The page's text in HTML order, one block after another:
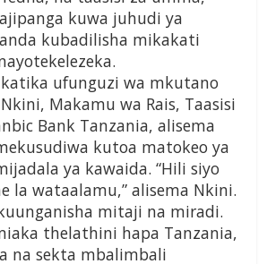
kuwa juhudi ya
kubadilisha mikakati
ufunguzi wa mkutano
Makamu wa Rais, Taasisi
Bank Tanzania, alisema
kutoa matokeo ya
ya kawaida. “Hili siyo
la wataalamu,” alisema Nkini.
mitaji na miradi.
thelathini hapa Tanzania,
na sekta mbalimbali